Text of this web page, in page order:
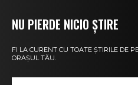
NU PIERDE NICIO ȘTIRE
FI LA CURENT CU TOATE ȘTIRILE DE
ORAȘUL TĂU.